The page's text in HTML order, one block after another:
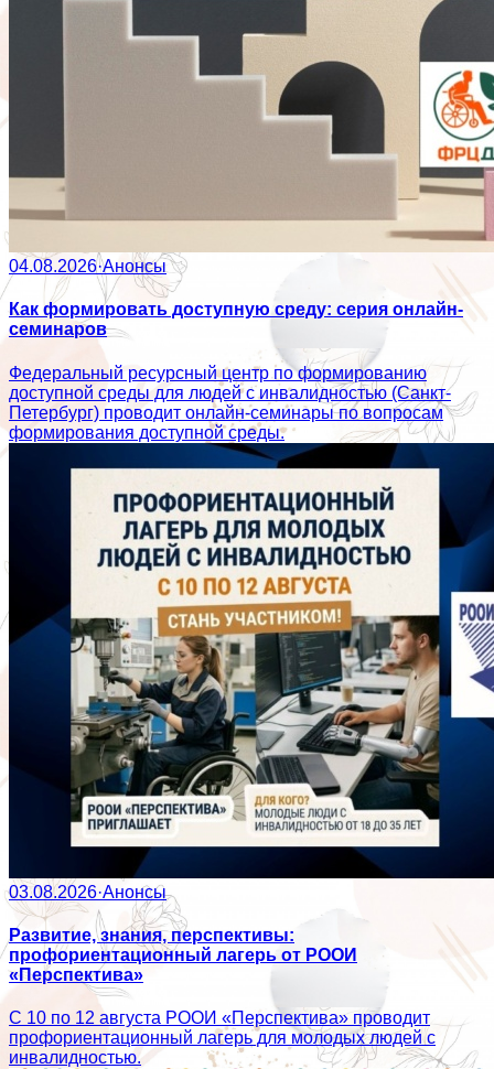
04.08.2026·Анонсы
Как формировать доступную среду: серия онлайн-
семинаров
Федеральный ресурсный центр по формированию
доступной среды для людей с инвалидностью (Санкт-
Петербург) проводит онлайн-семинары по вопросам
формирования доступной среды.
03.08.2026·Анонсы
Развитие, знания, перспективы:
профориентационный лагерь от РООИ
«Перспектива»
С 10 по 12 августа РООИ «Перспектива» проводит
профориентационный лагерь для молодых людей с
инвалидностью.